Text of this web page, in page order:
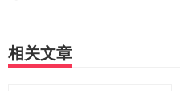
相关文章